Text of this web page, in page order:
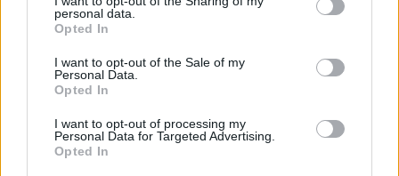
personal data.
Opted In
I want to opt-out of the Sale of my
Personal Data.
Opted In
I want to opt-out of processing my
Personal Data for Targeted Advertising.
Opted In
neturi jokio tiesioginio kontakto su paviršiais.
Po paviršių nuvalymo atliekama giluminė dezinfekcija
per visus transporto priemonės ortakius, medžiagų
paviršius, ventiliacijos sistemas ir tuomet automobilis
dar pilnai išvėdinamas. Baigiant procedūrą